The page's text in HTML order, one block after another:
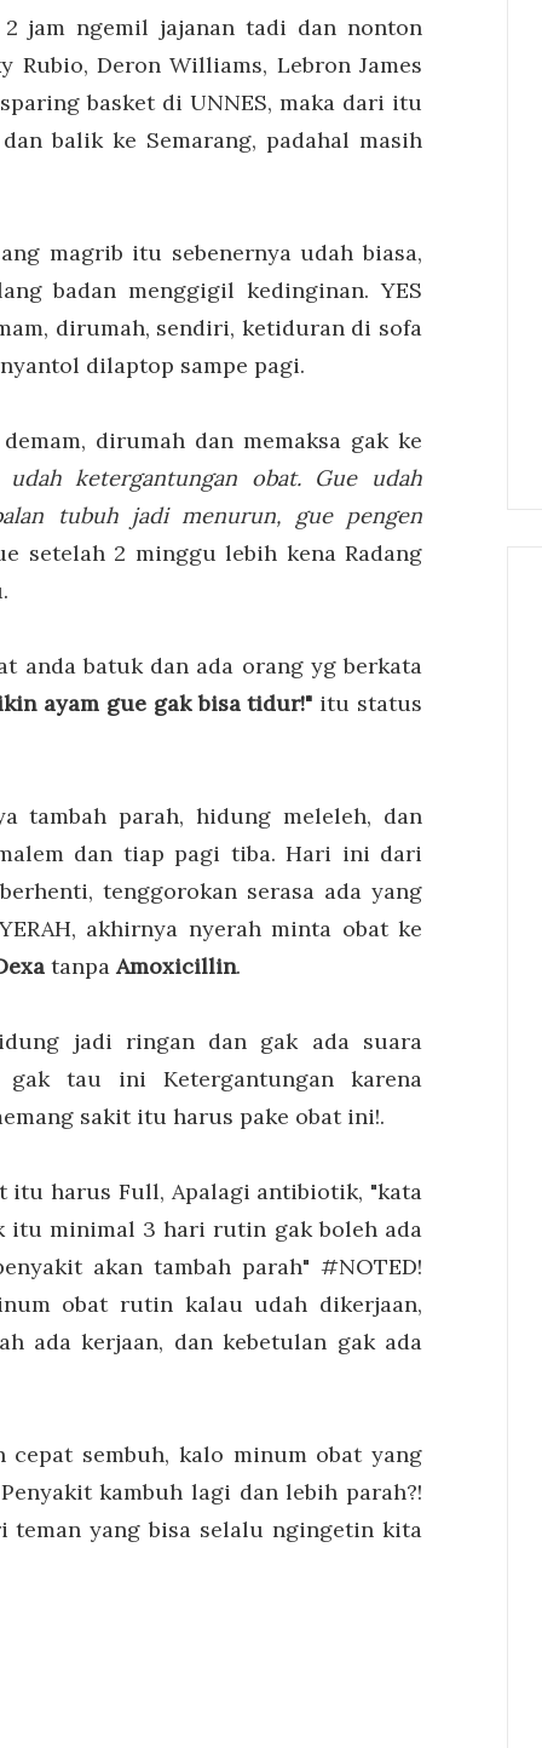
jam ngemil jajanan tadi dan nonton
Rubio, Deron Williams, Lebron James
basket di UNNES, maka dari itu
balik ke Semarang, padahal masih
magrib itu sebenernya udah biasa,
badan menggigil kedinginan. YES
dirumah, sendiri, ketiduran di sofa
dilaptop sampe pagi.
dirumah dan memaksa gak ke
udah ketergantungan obat. Gue udah
tubuh jadi menurun, gue pengen
setelah 2 minggu lebih kena Radang
anda batuk dan ada orang yg berkata
ayam gue gak bisa tidur!" itu status
tambah parah, hidung meleleh, dan
dan tiap pagi tiba. Hari ini dari
tenggorokan serasa ada yang
akhirnya nyerah minta obat ke
tanpa Amoxicillin.
jadi ringan dan gak ada suara
tau ini Ketergantungan karena
sakit itu harus pake obat ini!.
itu harus Full, Apalagi antibiotik, "kata
minimal 3 hari rutin gak boleh ada
akan tambah parah" #NOTED!
obat rutin kalau udah dikerjaan,
ada kerjaan, dan kebetulan gak ada
sembuh, kalo minum obat yang
kambuh lagi dan lebih parah?!
teman yang bisa selalu ngingetin kita